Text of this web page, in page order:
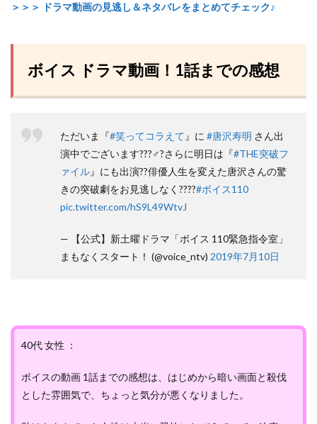
＞＞＞ ドラマ動画の見逃し＆ネタバレをまとめてチェック♪
ボイス ドラマ動画！1話までの感想
ただいま『#笑ってコラえて 』に #唐沢寿明 さん出
演中でございます???♂?さらに明日は『#THE突破フ
ァイル』にも出演??俳優人生を変えた唐沢さんの驚
きの突破劇をお見逃しなく????#ボイス110
pic.twitter.com/hS9L49WtvJ
— 【公式】新土曜ドラマ「ボイス 110緊急指令室」
まもなくスタート！ (@voice_ntv) 2019年7月10日
40代 女性 ：
ボイスの動画 1話までの感想は、はじめから暗い画面と殺伐
とした雰囲気で、ちょっと気分が悪くなりました。